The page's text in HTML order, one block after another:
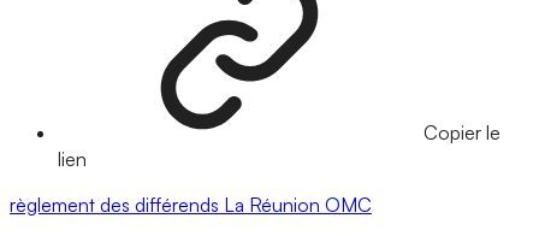
Copier le
lien
règlement des différends La Réunion OMC